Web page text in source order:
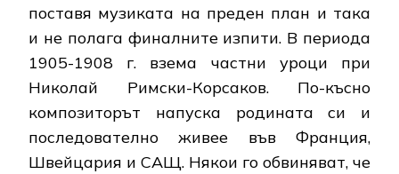
поставя музиката на преден план и така
и не полага финалните изпити. В периода
1905-1908 г. взема частни уроци при
Николай Римски-Корсаков. По-късно
композиторът напуска родината си и
последователно живее във Франция,
Швейцария и САЩ. Някои го обвиняват, че